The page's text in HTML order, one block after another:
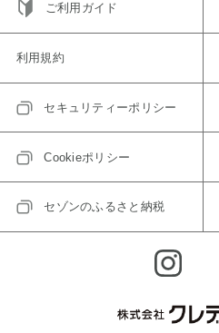
ご利用ガイド
利用規約
セキュリティーポリシー
Cookieポリシー
セゾンのふるさと納税